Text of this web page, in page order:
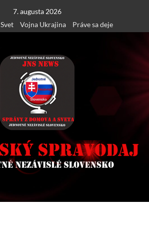
7. augusta 2026
Svet Vojna Ukrajina Práve sa deje